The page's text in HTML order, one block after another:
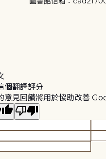
個翻譯評分
意見回饋將用於協助改善